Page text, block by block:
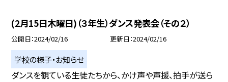
(2月15日木曜日)（３年生）ダンス発表会（その２）
公開日 2024/02/16 更新日 2024/02/16
学校の様子・お知らせ
ダンスを観ている生徒たちから、かけ声や声援、拍手が送ら